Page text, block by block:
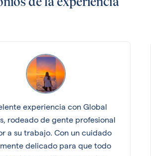
de la experiencia
experiencia con Global
rodeado de gente profesional
a su trabajo. Con un cuidado
delicado para que todo